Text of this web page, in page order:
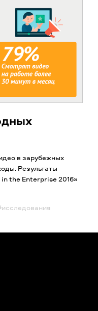
в зарубежных
Результаты
the Enterprise 2016»